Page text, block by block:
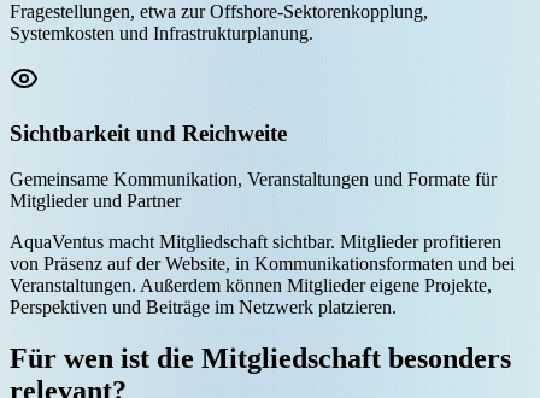
Fragestellungen, etwa zur Offshore-Sektorenkopplung,
Systemkosten und Infrastrukturplanung.
Sichtbarkeit und Reichweite
Gemeinsame Kommunikation, Veranstaltungen und Formate für
Mitglieder und Partner
AquaVentus macht Mitgliedschaft sichtbar. Mitglieder profitieren
von Präsenz auf der Website, in Kommunikationsformaten und bei
Veranstaltungen. Außerdem können Mitglieder eigene Projekte,
Perspektiven und Beiträge im Netzwerk platzieren.
Für wen ist die Mitgliedschaft besonders
relevant?